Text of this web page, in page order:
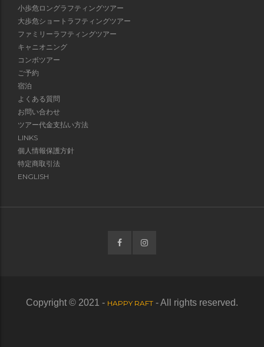
小歩危ロングラフティングツアー
大歩危ショートラフティングツアー
ファミリーラフティングツアー
キャニオニング
コンボツアー
ご予約
宿泊
よくある質問
お問い合わせ
ツアー代金支払い方法
LINKS
個人情報保護方針
特定商取引法
ENGLISH
Copyright © 2021 - HAPPY RAFT - All rights reserved.